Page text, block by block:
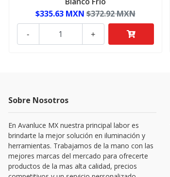
$335.63 MXN $372.92 MXN
+
-
Sobre Nosotros
En Avanluce MX nuestra principal labor es
brindarte la mejor solución en iluminación y
herramientas. Trabajamos de la mano con las
mejores marcas del mercado para ofrecerte
productos de la mas alta calidad, precios